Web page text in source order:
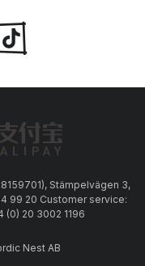
Stämpelvägen 3,
99 20 Customer service:
(0) 20 3002 1196
Nest AB